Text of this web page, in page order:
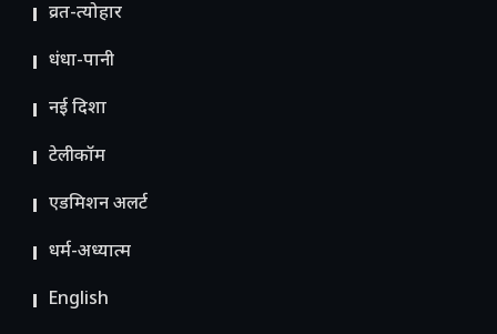
व्रत-त्योहार
धंधा-पानी
नई दिशा
टेलीकॉम
ए​डमिशन अलर्ट
धर्म-अध्यात्म
English